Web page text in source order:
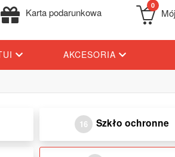
Karta podarunkowa
0
AKCESORIA
16 Szkło ochronne